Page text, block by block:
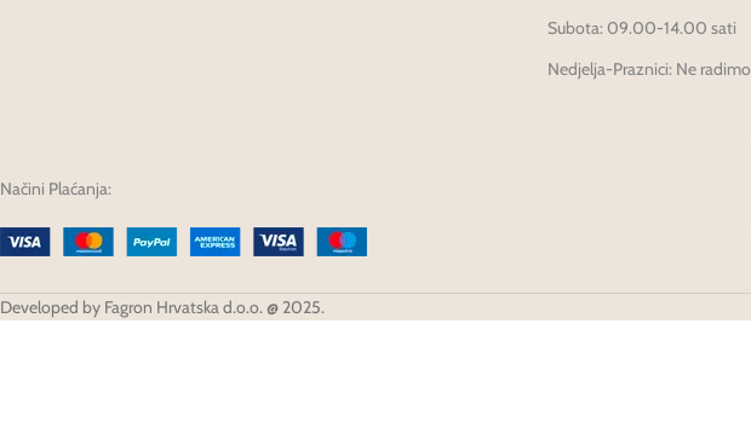
Subota: 09.00-14.00 sati
Nedjelja-Praznici: Ne radimo
Načini Plaćanja:
Developed by Fagron Hrvatska d.o.o. @ 2025.